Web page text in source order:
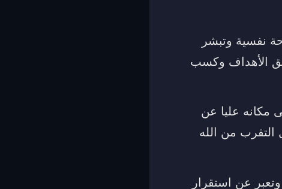
نفسية وتبشر
الأهداف وكسب
مكانه عليا عن
من الله
عن استقرار